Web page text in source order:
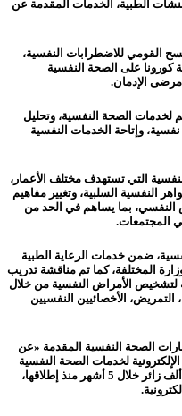
الطبية، الخدمات المقدمة عن
القومي للاضطرابات النفسية،
كورونا على الصحة النفسية
مرضى الإدمان.
لخدمات الصحة النفسية، وتحليل
وإتاحة الخدمات النفسية
التي تستهدف مختلف الأعمار،
النفسية السلبية، وتغيير مفاهيم
النفسي، بما يساهم في الحد من
المجتمعات.
ضمن خدمات الرعاية الطبية
المختلفة، كما تم مناقشة تدريب
لتشخيص الأمراض النفسية من خلال
التمريض، الأخصائيين النفسيين
الصحة النفسية المقدمة «عن
لخدمات الصحة النفسية
وعلاج الإدمان، حيث استقبلت تلك المنصة 48 ألف زائر خلال 5 أشهر منذ إطلاقها،